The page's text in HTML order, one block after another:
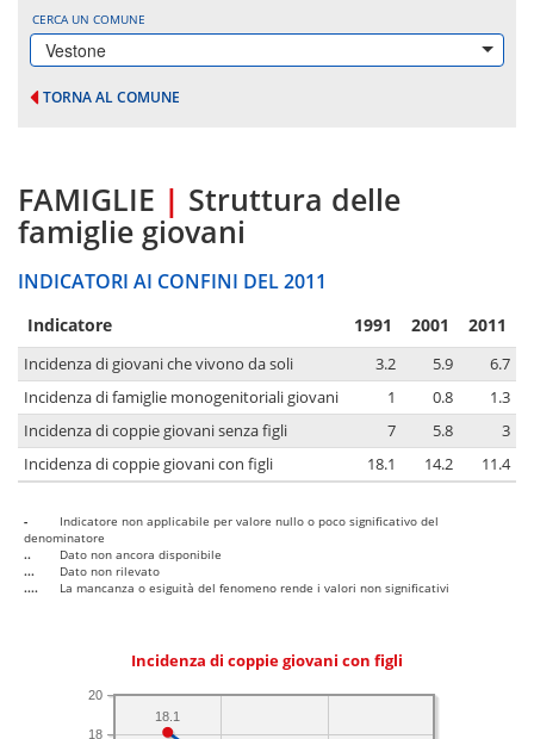
CERCA UN COMUNE
Vestone
TORNA AL COMUNE
FAMIGLIE | Struttura delle
famiglie giovani
INDICATORI AI CONFINI DEL 2011
Indicatore 1991 2001 2011
Incidenza di giovani che vivono da soli 3.2 5.9
6.7
Incidenza di famiglie monogenitoriali giovani
1 0.8
1.3
Incidenza di coppie giovani senza figli
7 5.8
3
Incidenza di coppie giovani con figli
18.1 14.2 11.4
-
Indicatore non applicabile per valore nullo o poco significativo del
denominatore
..
Dato non ancora disponibile
...
Dato non rilevato
....
La mancanza o esiguità del fenomeno rende i valori non significativi
Incidenza di coppie giovani con figli
18
20
18.1